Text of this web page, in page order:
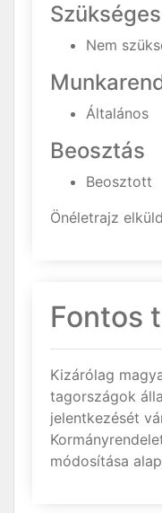
Nem
Általános
Beosztás
Beosztott
Önéletrajz
Fontos
Kizárólag
tagországok
jelentkezését
módosítása